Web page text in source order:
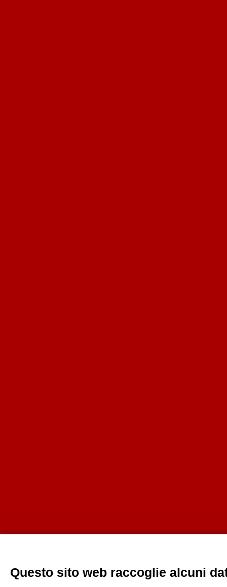
Questo sito web raccoglie alcuni